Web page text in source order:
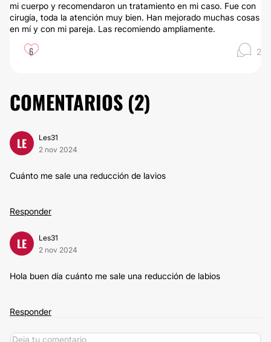
mi cuerpo y recomendaron un tratamiento en mi caso. Fue con
cirugía, toda la atención muy bien. Han mejorado muchas cosas
en mí y con mi pareja. Las recomiendo ampliamente.
6 2
COMENTARIOS (2)
LE
Les31
2 nov 2024
Cuánto me sale una reducción de lavios
Responder
LE
Les31
2 nov 2024
Hola buen día cuánto me sale una reducción de labios
Responder